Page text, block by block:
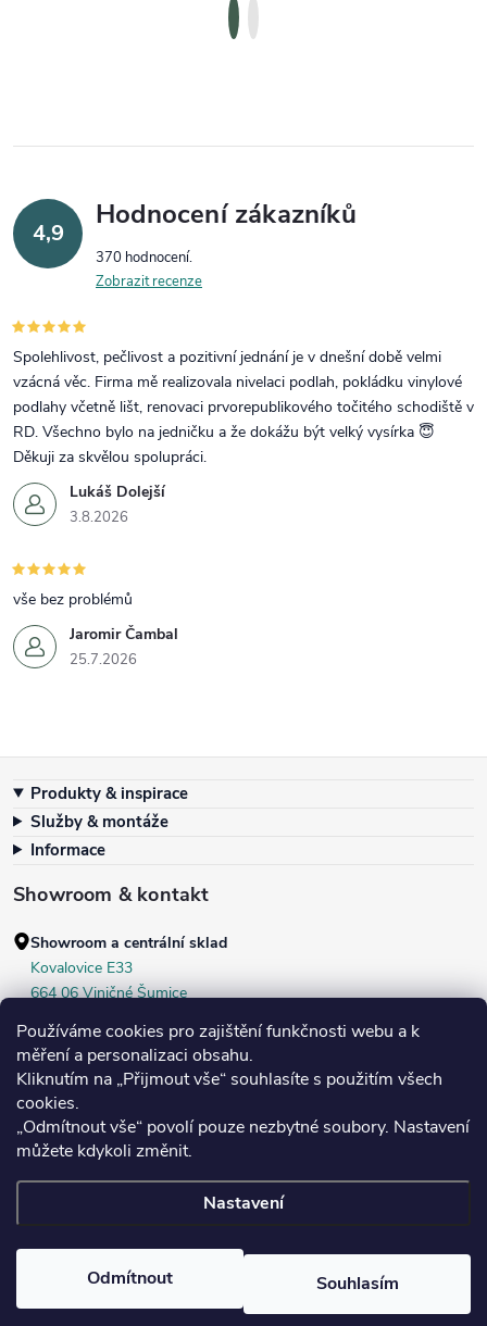
Používáme cookies pro zajištění funkčnosti webu a k
měření a personalizaci obsahu.
Kliknutím na „Přijmout vše“ souhlasíte s použitím všech
cookies.
„Odmítnout vše“ povolí pouze nezbytné soubory. Nastavení
můžete kdykoli změnit.
Nastavení
Odmítnout Souhlasím
4,9
Hodnocení zákazníků
370 hodnocení
Zobrazit recenze
Lukáš Dolejší
3.8.2026
Spolehlivost, pečlivost a pozitivní jednání je v dnešní době velmi
vzácná věc. Firma mě realizovala nivelaci podlah, pokládku vinylové
podlahy včetně lišt, renovaci prvorepublikového točitého schodiště v
RD. Všechno bylo na jedničku a že dokážu být velký vysírka 😇
Děkuji za skvělou spolupráci.
Jaromir Čambal
25.7.2026
vše bez problémů
Produkty & inspirace
Služby & montáže
Informace
Showroom & kontakt
Showroom a centrální sklad
Kovalovice E33
664 06 Viničné Šumice
+420 604 536 499
Po–Pá:7:30–16:00
Středa:
Sobota:8:00–10:00
cookies